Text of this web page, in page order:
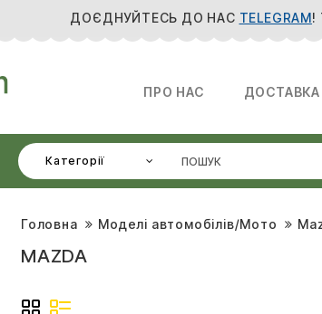
ДОЄДНУЙТЕСЬ ДО НАС TELEGRAM!
ПРО НАС
Категорії
Головна Моделі автомобілів/Мото
MAZDA